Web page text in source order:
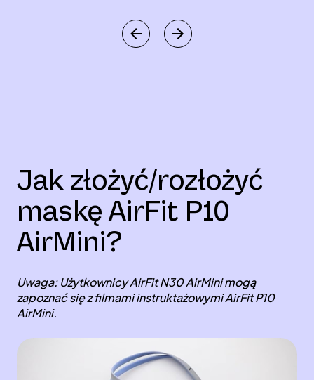
Jak złożyć/rozłożyć
maskę AirFit P10
AirMini?
Uwaga: Użytkownicy AirFit N30 AirMini mogą
zapoznać się z filmami instruktażowymi AirFit P10
AirMini.